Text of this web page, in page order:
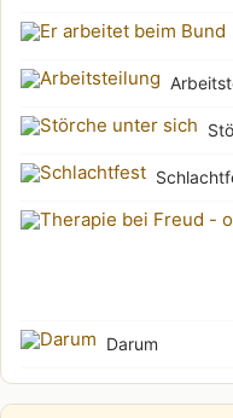
Darum